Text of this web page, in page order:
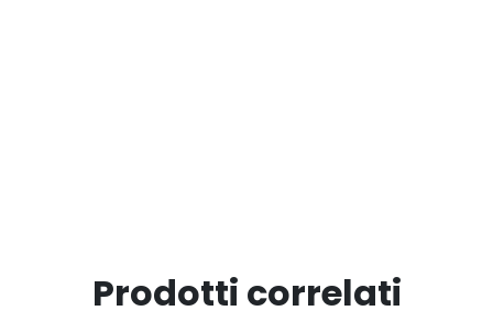
Prodotti correlati